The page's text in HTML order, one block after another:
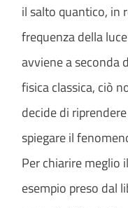
il salto quantico, in
frequenza della
avviene a seconda
fisica classica, ciò
decide di
spiegare il
Per chiarire meglio
esempio preso dal